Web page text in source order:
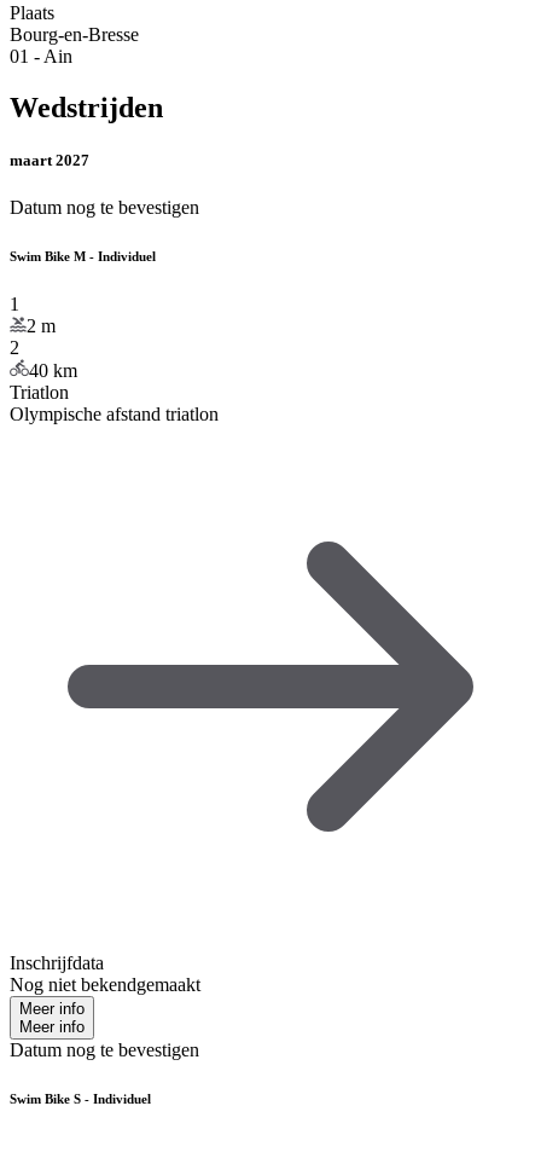
Plaats
Bourg-en-Bresse
01 - Ain
Wedstrijden
maart 2027
Datum nog te bevestigen
Swim Bike M - Individuel
1
2 m
2
40 km
Triatlon
Olympische afstand triatlon
Inschrijfdata
Nog niet bekendgemaakt
Meer info
Meer info
Datum nog te bevestigen
Swim Bike S - Individuel